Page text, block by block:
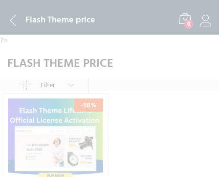
Flash Theme price 0
?>
FLASH THEME PRICE
Filter
-58%